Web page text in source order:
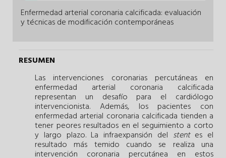
Enfermedad arterial coronaria calcificada: evaluación
y técnicas de modificación contemporáneas
RESUMEN
Las intervenciones coronarias percutáneas en
enfermedad arterial coronaria calcificada
representan un desafío para el cardiólogo
intervencionista. Además, los pacientes con
enfermedad arterial coronaria calcificada tienden a
tener peores resultados en el seguimiento a corto
y largo plazo. La infraexpansión del stentes el
resultado más temido cuando se realiza una
intervención coronaria percutánea en estos